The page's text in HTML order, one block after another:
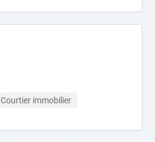
Courtier immobilier